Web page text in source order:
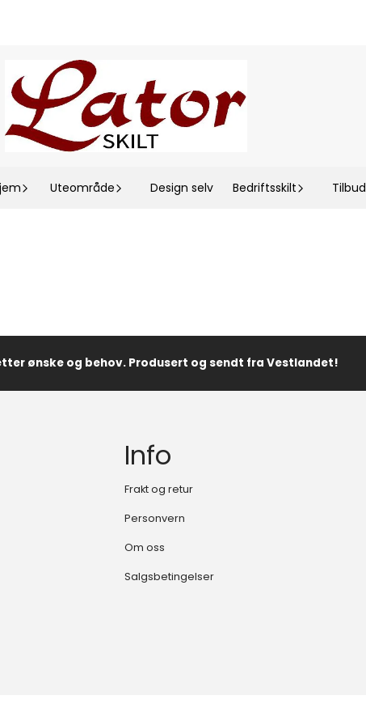
Uteområde Design selv Bedriftsskilt Tilbud
ønske og behov. Produsert og sendt fra Vestlandet!
Info
Frakt og retur
Personvern
Om oss
Salgsbetingelser